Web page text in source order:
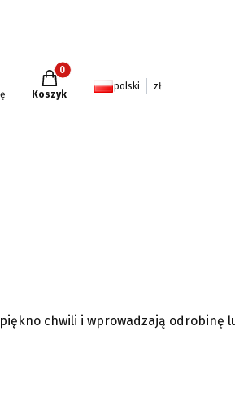
Produkty w koszyku: 0. Zobacz
Koszyk
polski zł
chwili i wprowadzają odrobinę